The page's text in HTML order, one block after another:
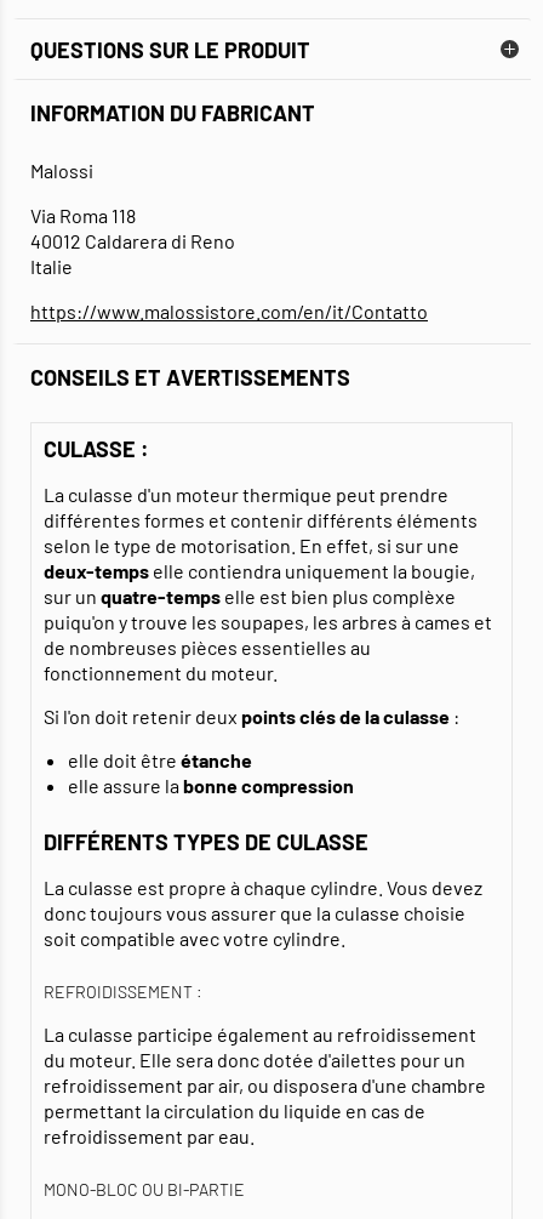
QUESTIONS SUR LE PRODUIT
INFORMATION DU FABRICANT
Malossi
Via Roma 118
40012 Caldarera di Reno
Italie
https://www.malossistore.com/en/it/Contatto
CONSEILS ET AVERTISSEMENTS
CULASSE :
La culasse d'un moteur thermique peut prendre
différentes formes et contenir différents éléments
selon le type de motorisation. En effet, si sur une
deux-temps elle contiendra uniquement la bougie,
sur un quatre-temps elle est bien plus complèxe
puiqu'on y trouve les soupapes, les arbres à cames et
de nombreuses pièces essentielles au
fonctionnement du moteur.
Si l'on doit retenir deux points clés de la culasse :
elle doit être étanche
elle assure labonne compression
DIFFÉRENTS TYPES DE CULASSE
La culasse est propre à chaque cylindre. Vous devez
donc toujours vous assurer que la culasse choisie
soit compatible avec votre cylindre.
REFROIDISSEMENT :
La culasse participe également au refroidissement
du moteur. Elle sera donc dotée d'ailettes pour un
refroidissement par air, ou disposera d'une chambre
permettant la circulation du liquide en cas de
refroidissement par eau.
MONO-BLOC OU BI-PARTIE